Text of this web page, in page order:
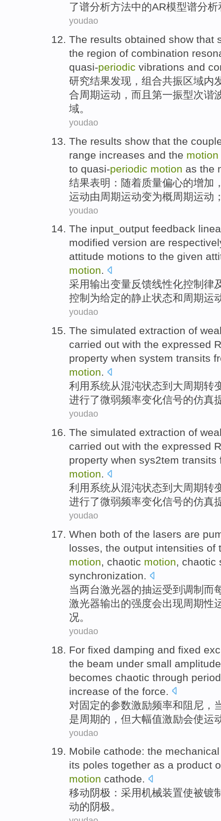
了谱分析方法中的AR模型谱分析
youdao
The results obtained show that
the region of combination
quasi-periodic vibrations and
研究结果发现 ， 组合共振区域内
合周期运动，而且第一振型次谐
域。
youdao
The results show that the
range increases and the motion
to quasi-periodic motion as the
结果表明 ： 随着质量偏心的增加
运动由 周期运动变为概周期运动
youdao
The input_output feedback
modified version are
attitude motions to the given
motion.
采用输出变量反馈线性化控制 律
控制 为给定的静止状态和周期运
youdao
The simulated extraction of
carried out with the expressed
property when system transits
motion.
利用 系统从混沌状态到 大周期转
进行了微弱频率变化信号的仿真
youdao
The simulated extraction of
carried out with the expressed
property when sys2tem transits
motion.
利用系统从混沌状态到 大周期转
进行了微弱频率变化信号的仿真
youdao
When both of the lasers are
losses, the output intensities of
motion, chaotic motion, chaotic
synchronization.
当两台激光器的抽运受到 调制而
激光器输出的强度会出现周期性
况。
youdao
For fixed damping and fixed
the beam under small amplitude
becomes chaotic through
increase of the force.
对固定的参数激励频率和阻尼，
是周期的， 但大幅值激励会使运
youdao
Mobile cathode: the mechanical
its poles together as a product
motion cathode.
移动阴极 ： 采用机械装置使被镀
动的阴极。